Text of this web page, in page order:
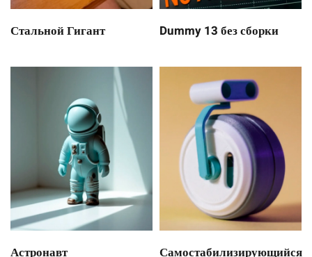
Стальной Гигант Dummy 13 без сборки
Астронавт Самостабилизирующийся